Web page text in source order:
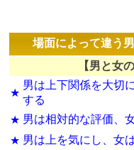
場面によって違う
【男と女
★
男は上下関係を大切
する
★ 男は相対的な評価、
★ 男は上を気にし、女